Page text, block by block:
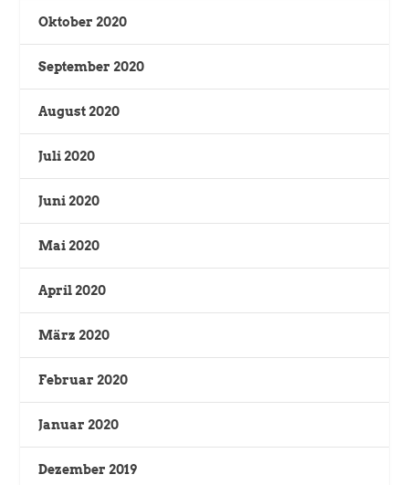
Oktober 2020
September 2020
August 2020
Juli 2020
Juni 2020
Mai 2020
April 2020
März 2020
Februar 2020
Januar 2020
Dezember 2019